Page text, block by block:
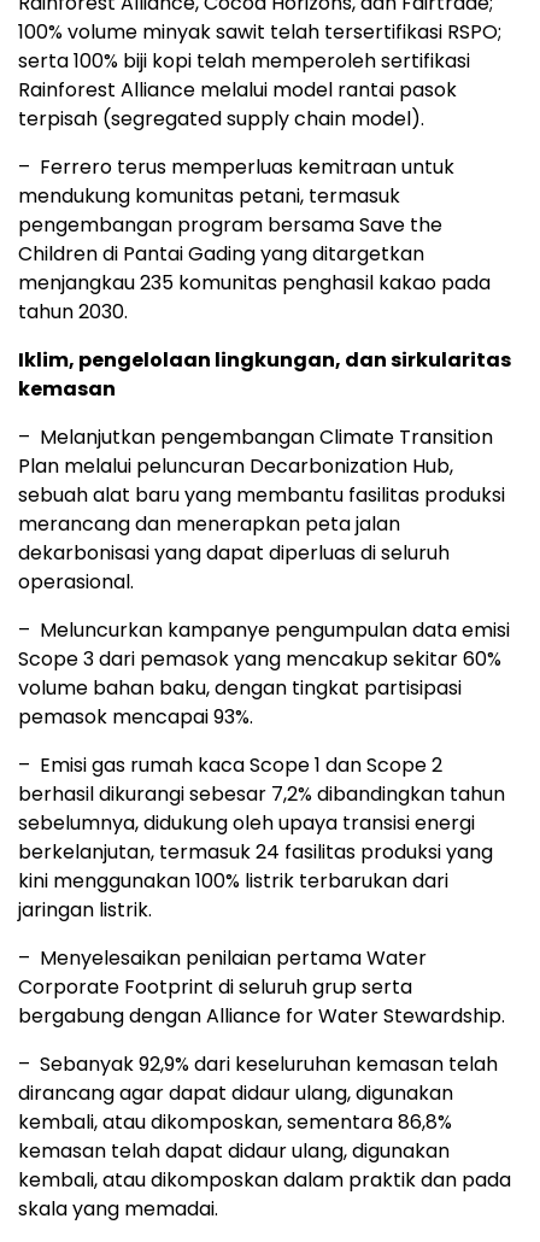
100% volume minyak sawit telah tersertifikasi RSPO;
serta 100% biji kopi telah memperoleh sertifikasi
Rainforest Alliance melalui model rantai pasok
terpisah (segregated supply chain model).
– Ferrero terus memperluas kemitraan untuk
mendukung komunitas petani, termasuk
pengembangan program bersama Save the
Children di Pantai Gading yang ditargetkan
menjangkau 235 komunitas penghasil kakao pada
tahun 2030.
Iklim, pengelolaan lingkungan, dan sirkularitas
kemasan
– Melanjutkan pengembangan Climate Transition
Plan melalui peluncuran Decarbonization Hub,
sebuah alat baru yang membantu fasilitas produksi
merancang dan menerapkan peta jalan
dekarbonisasi yang dapat diperluas di seluruh
operasional.
– Meluncurkan kampanye pengumpulan data emisi
Scope 3 dari pemasok yang mencakup sekitar 60%
volume bahan baku, dengan tingkat partisipasi
pemasok mencapai 93%.
– Emisi gas rumah kaca Scope 1 dan Scope 2
berhasil dikurangi sebesar 7,2% dibandingkan tahun
sebelumnya, didukung oleh upaya transisi energi
berkelanjutan, termasuk 24 fasilitas produksi yang
kini menggunakan 100% listrik terbarukan dari
jaringan listrik.
– Menyelesaikan penilaian pertama Water
Corporate Footprint di seluruh grup serta
bergabung dengan Alliance for Water Stewardship.
– Sebanyak 92,9% dari keseluruhan kemasan telah
dirancang agar dapat didaur ulang, digunakan
kembali, atau dikomposkan, sementara 86,8%
kemasan telah dapat didaur ulang, digunakan
kembali, atau dikomposkan dalam praktik dan pada
skala yang memadai.